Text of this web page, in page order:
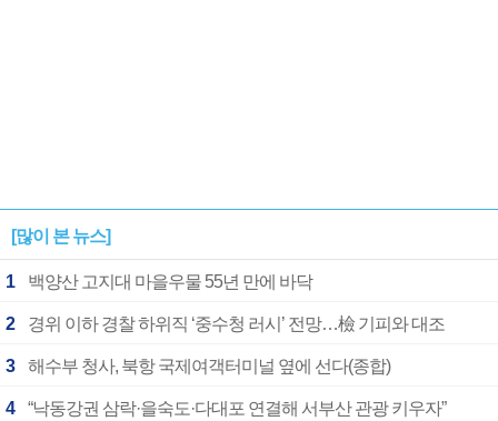
[많이 본 뉴스]
1 백양산 고지대 마을우물 55년 만에 바닥
2 경위 이하 경찰 하위직 ‘중수청 러시’ 전망…檢 기피와 대조
3 해수부 청사, 북항 국제여객터미널 옆에 선다(종합)
4 “낙동강권 삼락·을숙도·다대포 연결해 서부산 관광 키우자”